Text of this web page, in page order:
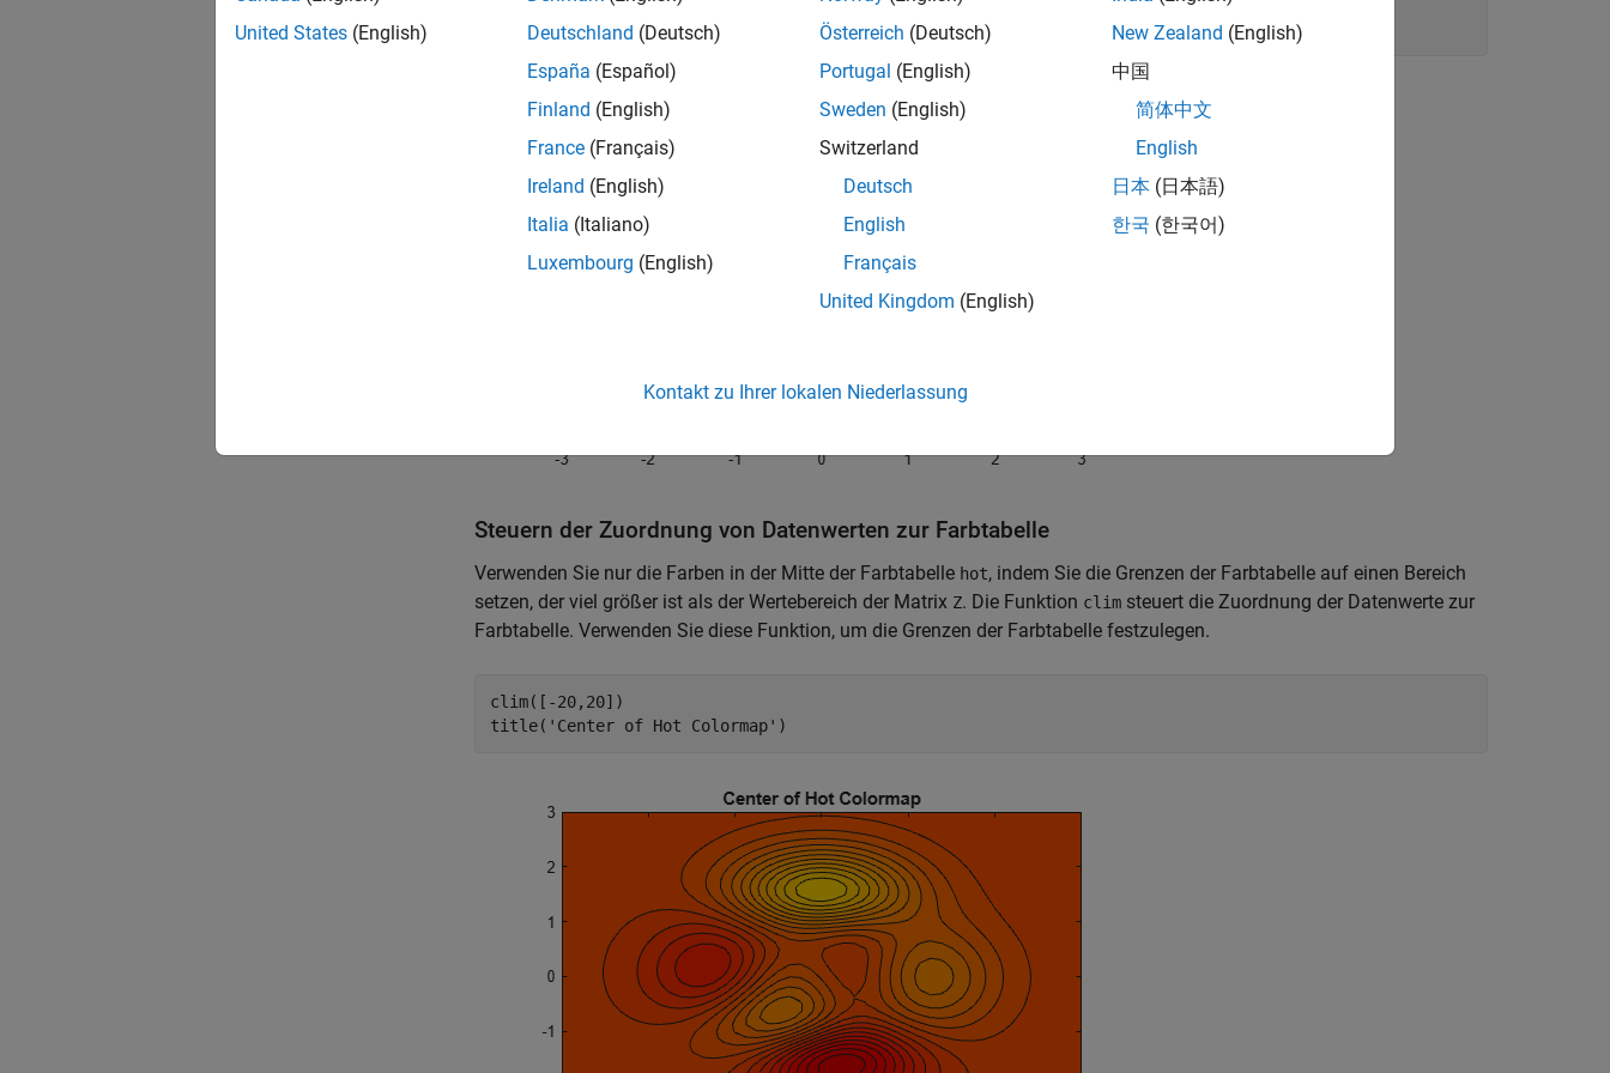
colormap(hot)
title('Hot Colormap')
Steuern der Zuordnung von Datenwerten zur Farbtabelle
Verwenden Sie nur die Farben in der Mitte der Farbtabelle hot, indem Sie die Grenzen der Farbtabelle auf einen Bereich
setzen, der viel größer ist als der Wertebereich der Matrix Z. Die Funktion clim steuert die Zuordnung der Datenwerte zur
Farbtabelle. Verwenden Sie diese Funktion, um die Grenzen der Farbtabelle festzulegen.
clim([-20,20])
title( 'Center of Hot Colormap' )
United States (English)
Deutschland (Deutsch)
España (Español)
Finland (English)
France (Français)
Ireland (English)
Italia (Italiano)
Luxembourg (English)
Österreich (Deutsch)
Portugal (English)
Sweden (English)
Switzerland
Deutsch
English
Français
United Kingdom (English)
New Zealand (English)
中国
简体中文
English
日本 (日本語)
한국 (한국어)
Kontakt zu Ihrer lokalen Niederlassung